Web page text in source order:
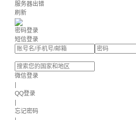
服务器出错
刷新
密码登录
短信登录
微信登录
QQ登录
忘记密码